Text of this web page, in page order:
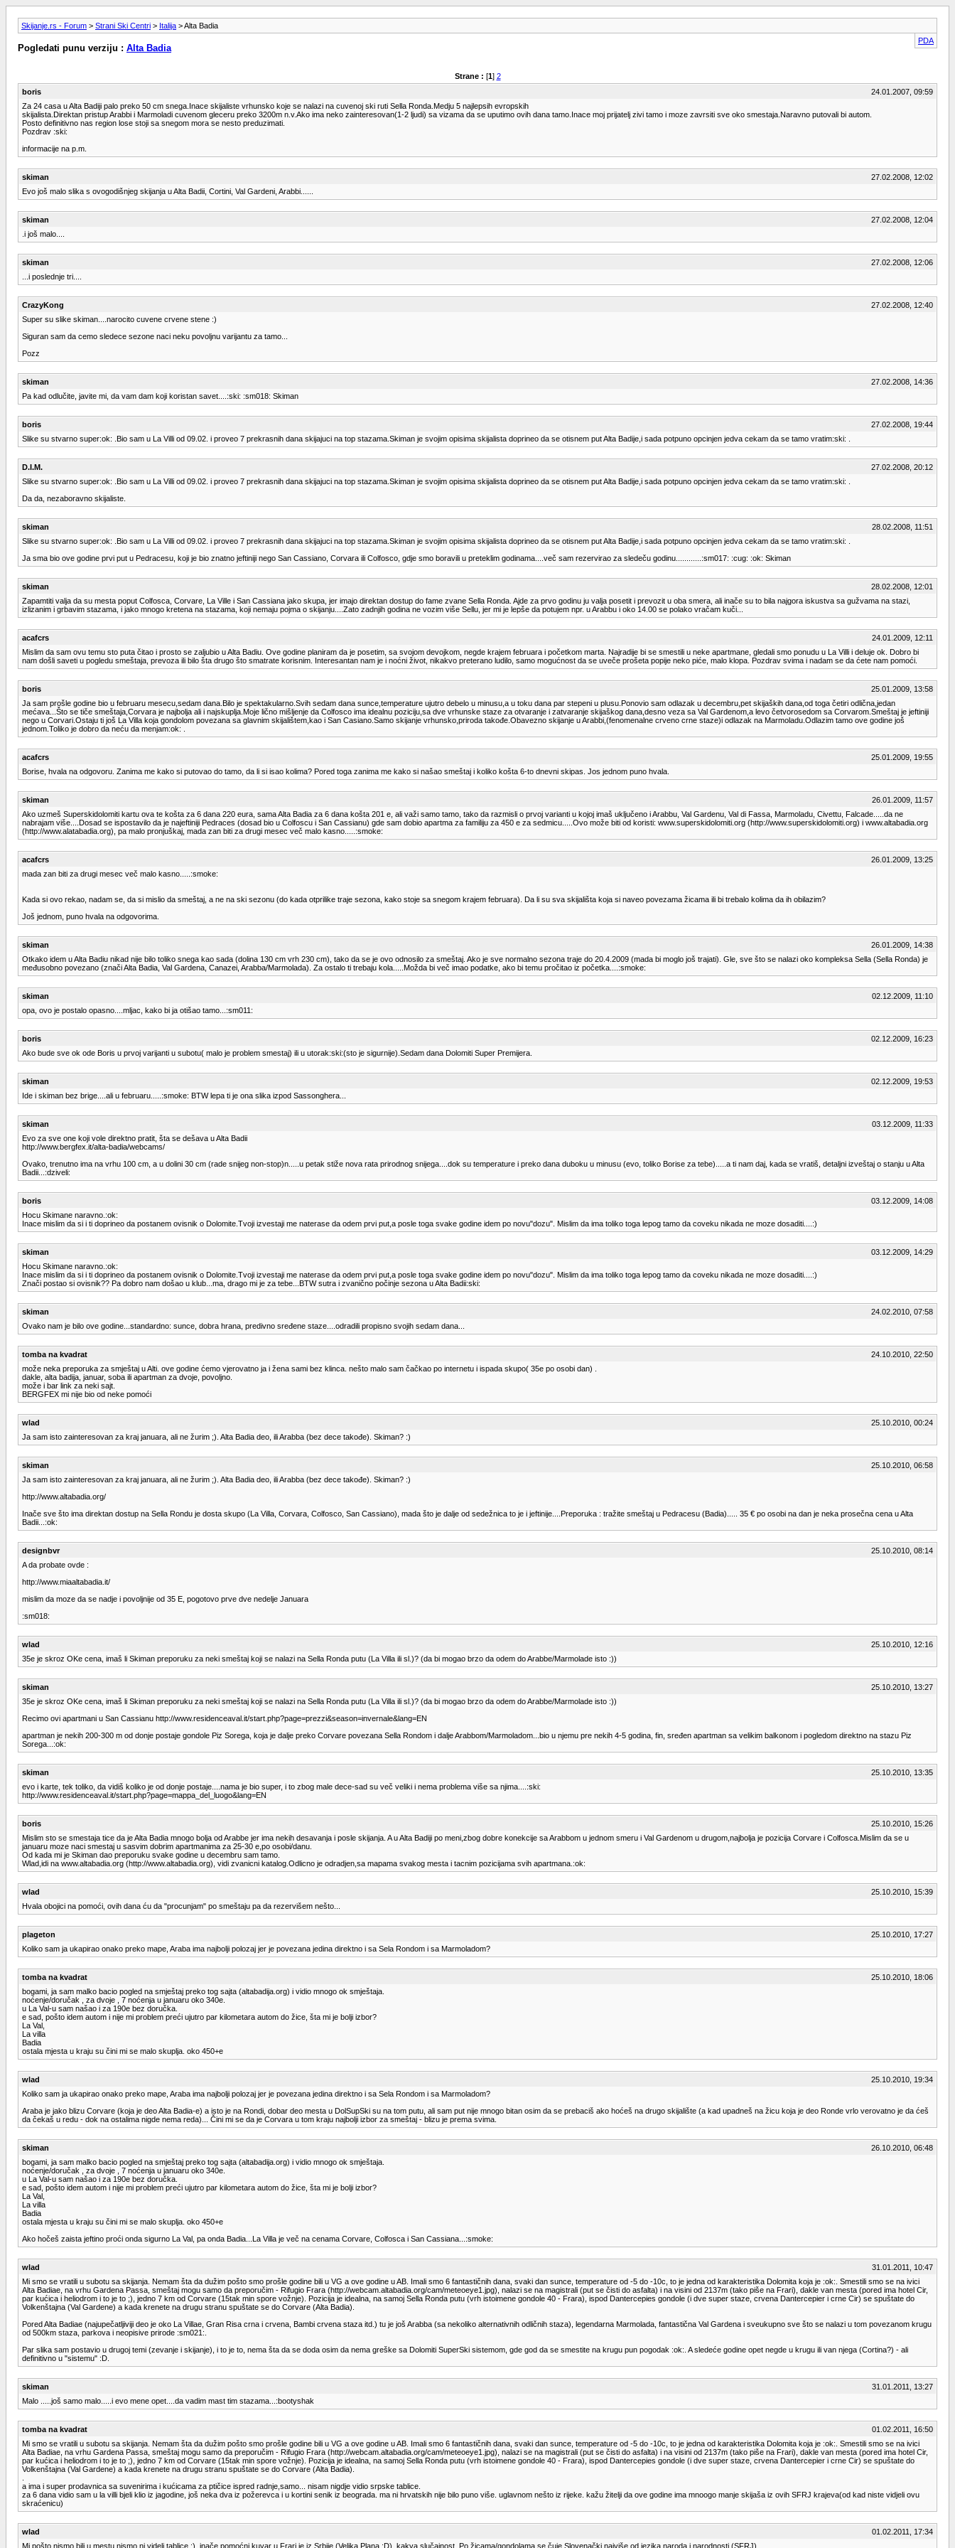
Skijanje.rs - Forum > Strani Ski Centri > Italija > Alta Badia
PDA
Pogledati punu verziju : Alta Badia
Strane : [1] 2
boris
24.01.2007, 09:59
Za 24 casa u Alta Badiji palo preko 50 cm snega.Inace skijaliste vrhunsko koje se nalazi na cuvenoj ski ruti Sella Ronda.Medju 5 najlepsih evropskih
skijalista.Direktan pristup Arabbi i Marmoladi cuvenom gleceru preko 3200m n.v.Ako ima neko zainteresovan(1-2 ljudi) sa vizama da se uputimo ovih dana tamo.Inace moj prijatelj zivi tamo i moze zavrsiti sve oko smestaja.Naravno putovali bi autom.
Posto definitivno nas region lose stoji sa snegom mora se nesto preduzimati.
Pozdrav :ski:
informacije na p.m.
skiman
27.02.2008, 12:02
Evo još malo slika s ovogodišnjeg skijanja u Alta Badii, Cortini, Val Gardeni, Arabbi......
skiman
27.02.2008, 12:04
.i još malo....
skiman
27.02.2008, 12:06
...i poslednje tri....
CrazyKong
27.02.2008, 12:40
Super su slike skiman....narocito cuvene crvene stene :)
Siguran sam da cemo sledece sezone naci neku povoljnu varijantu za tamo...
Pozz
skiman
27.02.2008, 14:36
Pa kad odlučite, javite mi, da vam dam koji koristan savet....:ski: :sm018: Skiman
boris
27.02.2008, 19:44
Slike su stvarno super:ok: .Bio sam u La Villi od 09.02. i proveo 7 prekrasnih dana skijajuci na top stazama.Skiman je svojim opisima skijalista doprineo da se otisnem put Alta Badije,i sada potpuno opcinjen jedva cekam da se tamo vratim:ski: .
D.I.M.
27.02.2008, 20:12
Slike su stvarno super:ok: .Bio sam u La Villi od 09.02. i proveo 7 prekrasnih dana skijajuci na top stazama.Skiman je svojim opisima skijalista doprineo da se otisnem put Alta Badije,i sada potpuno opcinjen jedva cekam da se tamo vratim:ski: .
Da da, nezaboravno skijaliste.
skiman
28.02.2008, 11:51
Slike su stvarno super:ok: .Bio sam u La Villi od 09.02. i proveo 7 prekrasnih dana skijajuci na top stazama.Skiman je svojim opisima skijalista doprineo da se otisnem put Alta Badije,i sada potpuno opcinjen jedva cekam da se tamo vratim:ski: .
Ja sma bio ove godine prvi put u Pedracesu, koji je bio znatno jeftiniji nego San Cassiano, Corvara ili Colfosco, gdje smo boravili u preteklim godinama....več sam rezervirao za sledeču godinu............:sm017: :cug: :ok: Skiman
skiman
28.02.2008, 12:01
Zapamtiti valja da su mesta poput Colfosca, Corvare, La Ville i San Cassiana jako skupa, jer imajo direktan dostup do fame zvane Sella Ronda. Ajde za prvo godinu ju valja posetit i prevozit u oba smera, ali inače su to bila najgora iskustva sa gužvama na stazi,
izlizanim i grbavim stazama, i jako mnogo kretena na stazama, koji nemaju pojma o skijanju....Zato zadnjih godina ne vozim više Sellu, jer mi je lepše da potujem npr. u Arabbu i oko 14.00 se polako vračam kuči...
acafcrs
24.01.2009, 12:11
Mislim da sam ovu temu sto puta čitao i prosto se zaljubio u Alta Badiu. Ove godine planiram da je posetim, sa svojom devojkom, negde krajem februara i početkom marta. Najradije bi se smestili u neke apartmane, gledali smo ponudu u La Villi i deluje ok. Dobro bi
nam došli saveti u pogledu smeštaja, prevoza ili bilo šta drugo što smatrate korisnim. Interesantan nam je i noćni život, nikakvo preterano ludilo, samo mogućnost da se uveče prošeta popije neko piće, malo klopa. Pozdrav svima i nadam se da ćete nam pomoći.
boris
25.01.2009, 13:58
Ja sam prošle godine bio u februaru mesecu,sedam dana.Bilo je spektakularno.Svih sedam dana sunce,temperature ujutro debelo u minusu,a u toku dana par stepeni u plusu.Ponovio sam odlazak u decembru,pet skijaških dana,od toga četiri odlična,jedan
mećava...Što se tiče smeštaja,Corvara je najbolja ali i najskuplja.Moje lično mišljenje da Colfosco ima idealnu poziciju,sa dve vrhunske staze za otvaranje i zatvaranje skijaškog dana,desno veza sa Val Gardenom,a levo četvorosedom sa Corvarom.Smeštaj je jeftiniji
nego u Corvari.Ostaju ti još La Villa koja gondolom povezana sa glavnim skijalištem,kao i San Casiano.Samo skijanje vrhunsko,priroda takođe.Obavezno skijanje u Arabbi,(fenomenalne crveno crne staze)i odlazak na Marmoladu.Odlazim tamo ove godine još
jednom.Toliko je dobro da neću da menjam:ok: .
acafcrs
25.01.2009, 19:55
Borise, hvala na odgovoru. Zanima me kako si putovao do tamo, da li si isao kolima? Pored toga zanima me kako si našao smeštaj i koliko košta 6-to dnevni skipas. Jos jednom puno hvala.
skiman
26.01.2009, 11:57
Ako uzmeš Superskidolomiti kartu ova te košta za 6 dana 220 eura, sama Alta Badia za 6 dana košta 201 e, ali važi samo tamo, tako da razmisli o prvoj varianti u kojoj imaš uključeno i Arabbu, Val Gardenu, Val di Fassa, Marmoladu, Civettu, Falcade.....da ne
nabrajam više....Dosad se ispostavilo da je najeftiniji Pedraces (dosad bio u Colfoscu i San Cassianu) gde sam dobio apartma za familiju za 450 e za sedmicu.....Ovo može biti od koristi: www.superskidolomiti.org (http://www.superskidolomiti.org) i www.altabadia.org
(http://www.alatabadia.org), pa malo pronjuškaj, mada zan biti za drugi mesec več malo kasno.....:smoke:
acafcrs
26.01.2009, 13:25
mada zan biti za drugi mesec več malo kasno.....:smoke:
Kada si ovo rekao, nadam se, da si mislio da smeštaj, a ne na ski sezonu (do kada otprilike traje sezona, kako stoje sa snegom krajem februara). Da li su sva skijališta koja si naveo povezama žicama ili bi trebalo kolima da ih obilazim?
Još jednom, puno hvala na odgovorima.
skiman
26.01.2009, 14:38
Otkako idem u Alta Badiu nikad nije bilo toliko snega kao sada (dolina 130 cm vrh 230 cm), tako da se je ovo odnosilo za smeštaj. Ako je sve normalno sezona traje do 20.4.2009 (mada bi moglo još trajati). Gle, sve što se nalazi oko kompleksa Sella (Sella Ronda) je
međusobno povezano (znači Alta Badia, Val Gardena, Canazei, Arabba/Marmolada). Za ostalo ti trebaju kola.....Možda bi več imao podatke, ako bi temu pročitao iz početka....:smoke:
skiman
02.12.2009, 11:10
opa, ovo je postalo opasno....mljac, kako bi ja otišao tamo...:sm011:
boris
02.12.2009, 16:23
Ako bude sve ok ode Boris u prvoj varijanti u subotu( malo je problem smestaj) ili u utorak:ski:(sto je sigurnije).Sedam dana Dolomiti Super Premijera.
skiman
02.12.2009, 19:53
Ide i skiman bez brige....ali u februaru.....:smoke: BTW lepa ti je ona slika izpod Sassonghera...
skiman
03.12.2009, 11:33
Evo za sve one koji vole direktno pratit, šta se dešava u Alta Badii
http://www.bergfex.it/alta-badia/webcams/
Ovako, trenutno ima na vrhu 100 cm, a u dolini 30 cm (rade snijeg non-stop)n.....u petak stiže nova rata prirodnog snijega....dok su temperature i preko dana duboku u minusu (evo, toliko Borise za tebe).....a ti nam daj, kada se vratiš, detaljni izveštaj o stanju u Alta
Badii...:dziveli:
boris
03.12.2009, 14:08
Hocu Skimane naravno.:ok:
Inace mislim da si i ti doprineo da postanem ovisnik o Dolomite.Tvoji izvestaji me naterase da odem prvi put,a posle toga svake godine idem po novu"dozu". Mislim da ima toliko toga lepog tamo da coveku nikada ne moze dosaditi....:)
skiman
03.12.2009, 14:29
Hocu Skimane naravno.:ok:
Inace mislim da si i ti doprineo da postanem ovisnik o Dolomite.Tvoji izvestaji me naterase da odem prvi put,a posle toga svake godine idem po novu"dozu". Mislim da ima toliko toga lepog tamo da coveku nikada ne moze dosaditi....:)
Znači postao si ovisnik?? Pa dobro nam došao u klub...ma, drago mi je za tebe...BTW sutra i zvanično počinje sezona u Alta Badii:ski:
skiman
24.02.2010, 07:58
Ovako nam je bilo ove godine...standardno: sunce, dobra hrana, predivno sređene staze....odradili propisno svojih sedam dana...
tomba na kvadrat
24.10.2010, 22:50
može neka preporuka za smještaj u Alti. ove godine ćemo vjerovatno ja i žena sami bez klinca. nešto malo sam čačkao po internetu i ispada skupo( 35e po osobi dan) .
dakle, alta badija, januar, soba ili apartman za dvoje, povoljno.
može i bar link za neki sajt.
BERGFEX mi nije bio od neke pomoći
wlad
25.10.2010, 00:24
Ja sam isto zainteresovan za kraj januara, ali ne žurim ;). Alta Badia deo, ili Arabba (bez dece takođe). Skiman? :)
skiman
25.10.2010, 06:58
Ja sam isto zainteresovan za kraj januara, ali ne žurim ;). Alta Badia deo, ili Arabba (bez dece takođe). Skiman? :)
http://www.altabadia.org/
Inače sve što ima direktan dostup na Sella Rondu je dosta skupo (La Villa, Corvara, Colfosco, San Cassiano), mada što je dalje od sedežnica to je i jeftinije....Preporuka : tražite smeštaj u Pedracesu (Badia)..... 35 € po osobi na dan je neka prosečna cena u Alta
Badii...:ok:
designbvr
25.10.2010, 08:14
A da probate ovde :
http://www.miaaltabadia.it/
mislim da moze da se nadje i povoljnije od 35 E, pogotovo prve dve nedelje Januara
:sm018:
wlad
25.10.2010, 12:16
35e je skroz OKe cena, imaš li Skiman preporuku za neki smeštaj koji se nalazi na Sella Ronda putu (La Villa ili sl.)? (da bi mogao brzo da odem do Arabbe/Marmolade isto :))
skiman
25.10.2010, 13:27
35e je skroz OKe cena, imaš li Skiman preporuku za neki smeštaj koji se nalazi na Sella Ronda putu (La Villa ili sl.)? (da bi mogao brzo da odem do Arabbe/Marmolade isto :))
Recimo ovi apartmani u San Cassianu http://www.residenceaval.it/start.php?page=prezzi&season=invernale&lang=EN
apartman je nekih 200-300 m od donje postaje gondole Piz Sorega, koja je dalje preko Corvare povezana Sella Rondom i dalje Arabbom/Marmoladom...bio u njemu pre nekih 4-5 godina, fin, sređen apartman sa velikim balkonom i pogledom direktno na stazu Piz
Sorega...:ok:
skiman
25.10.2010, 13:35
evo i karte, tek toliko, da vidiš koliko je od donje postaje....nama je bio super, i to zbog male dece-sad su več veliki i nema problema više sa njima....:ski:
http://www.residenceaval.it/start.php?page=mappa_del_luogo&lang=EN
boris
25.10.2010, 15:26
Mislim sto se smestaja tice da je Alta Badia mnogo bolja od Arabbe jer ima nekih desavanja i posle skijanja. A u Alta Badiji po meni,zbog dobre konekcije sa Arabbom u jednom smeru i Val Gardenom u drugom,najbolja je pozicija Corvare i Colfosca.Mislim da se u
januaru moze naci smestaj u sasvim dobrim apartmanima za 25-30 e,po osobi/danu.
Od kada mi je Skiman dao preporuku svake godine u decembru sam tamo.
Wlad,idi na www.altabadia.org (http://www.altabadia.org), vidi zvanicni katalog.Odlicno je odradjen,sa mapama svakog mesta i tacnim pozicijama svih apartmana.:ok:
wlad
25.10.2010, 15:39
Hvala obojici na pomoći, ovih dana ću da "procunjam" po smeštaju pa da rezervišem nešto...
plageton
25.10.2010, 17:27
Koliko sam ja ukapirao onako preko mape, Araba ima najbolji polozaj jer je povezana jedina direktno i sa Sela Rondom i sa Marmoladom?
tomba na kvadrat
25.10.2010, 18:06
bogami, ja sam malko bacio pogled na smještaj preko tog sajta (altabadija.org) i vidio mnogo ok smještaja.
noćenje/doručak , za dvoje , 7 noćenja u januaru oko 340e.
u La Val-u sam našao i za 190e bez doručka.
e sad, pošto idem autom i nije mi problem preći ujutro par kilometara autom do žice, šta mi je bolji izbor?
La Val,
La villa
Badia
ostala mjesta u kraju su čini mi se malo skuplja. oko 450+e
wlad
25.10.2010, 19:34
Koliko sam ja ukapirao onako preko mape, Araba ima najbolji polozaj jer je povezana jedina direktno i sa Sela Rondom i sa Marmoladom?
Araba je jako blizu Corvare (koja je deo Alta Badia-e) a isto je na Rondi, dobar deo mesta u DolSupSki su na tom putu, ali sam put nije mnogo bitan osim da se prebaciš ako hoćeš na drugo skijalište (a kad upadneš na žicu koja je deo Ronde vrlo verovatno je da ćeš
da čekaš u redu - dok na ostalima nigde nema reda)... Čini mi se da je Corvara u tom kraju najbolji izbor za smeštaj - blizu je prema svima.
skiman
26.10.2010, 06:48
bogami, ja sam malko bacio pogled na smještaj preko tog sajta (altabadija.org) i vidio mnogo ok smještaja.
noćenje/doručak , za dvoje , 7 noćenja u januaru oko 340e.
u La Val-u sam našao i za 190e bez doručka.
e sad, pošto idem autom i nije mi problem preći ujutro par kilometara autom do žice, šta mi je bolji izbor?
La Val,
La villa
Badia
ostala mjesta u kraju su čini mi se malo skuplja. oko 450+e
Ako hočeš zaista jeftino proći onda sigurno La Val, pa onda Badia...La Villa je več na cenama Corvare, Colfosca i San Cassiana...:smoke:
wlad
31.01.2011, 10:47
Mi smo se vratili u subotu sa skijanja. Nemam šta da dužim pošto smo prošle godine bili u VG a ove godine u AB. Imali smo 6 fantastičnih dana, svaki dan sunce, temperature od -5 do -10c, to je jedna od karakteristika Dolomita koja je :ok:. Smestili smo se na ivici
Alta Badiae, na vrhu Gardena Passa, smeštaj mogu samo da preporučim - Rifugio Frara (http://webcam.altabadia.org/cam/meteoeye1.jpg), nalazi se na magistrali (put se čisti do asfalta) i na visini od 2137m (tako piše na Frari), dakle van mesta (pored ima hotel Cir,
par kućica i heliodrom i to je to ;), jedno 7 km od Corvare (15tak min spore vožnje). Pozicija je idealna, na samoj Sella Ronda putu (vrh istoimene gondole 40 - Frara), ispod Dantercepies gondole (i dve super staze, crvena Dantercepier i crne Cir) se spuštate do
Volkenštajna (Val Gardene) a kada krenete na drugu stranu spuštate se do Corvare (Alta Badia).
Pored Alta Badiae (najupečatljiviji deo je oko La Villae, Gran Risa crna i crvena, Bambi crvena staza itd.) tu je još Arabba (sa nekoliko alternativnih odličnih staza), legendarna Marmolada, fantastična Val Gardena i sveukupno sve što se nalazi u tom povezanom krugu
od 500km staza, parkova i neopisive prirode :sm021:.
Par slika sam postavio u drugoj temi (zevanje i skijanje), i to je to, nema šta da se doda osim da nema greške sa Dolomiti SuperSki sistemom, gde god da se smestite na krugu pun pogodak :ok:. A sledeće godine opet negde u krugu ili van njega (Cortina?) - ali
definitivno u "sistemu" :D.
skiman
31.01.2011, 13:27
Malo .....još samo malo.....i evo mene opet....da vadim mast tim stazama...:bootyshak
tomba na kvadrat
01.02.2011, 16:50
Mi smo se vratili u subotu sa skijanja. Nemam šta da dužim pošto smo prošle godine bili u VG a ove godine u AB. Imali smo 6 fantastičnih dana, svaki dan sunce, temperature od -5 do -10c, to je jedna od karakteristika Dolomita koja je :ok:. Smestili smo se na ivici
Alta Badiae, na vrhu Gardena Passa, smeštaj mogu samo da preporučim - Rifugio Frara (http://webcam.altabadia.org/cam/meteoeye1.jpg), nalazi se na magistrali (put se čisti do asfalta) i na visini od 2137m (tako piše na Frari), dakle van mesta (pored ima hotel Cir,
par kućica i heliodrom i to je to ;), jedno 7 km od Corvare (15tak min spore vožnje). Pozicija je idealna, na samoj Sella Ronda putu (vrh istoimene gondole 40 - Frara), ispod Dantercepies gondole (i dve super staze, crvena Dantercepier i crne Cir) se spuštate do
Volkenštajna (Val Gardene) a kada krenete na drugu stranu spuštate se do Corvare (Alta Badia).
a ima i super prodavnica sa suvenirima i kućicama za ptičice ispred radnje,samo... nisam nigdje vidio srpske tablice.
za 6 dana vidio sam u la villi bjeli klio iz jagodine, još neka dva iz požerevca i u kortini senik iz beograda. ma ni hrvatskih nije bilo puno više. uglavnom nešto iz rijeke. kažu žitelji da ove godine ima mnoogo manje skijaša iz ovih SFRJ krajeva(od kad niste vidjeli ovu
skraćenicu)
wlad
01.02.2011, 17:34
Mi pošto nismo bili u mestu nismo ni videli tablice :), inače pomoćni kuvar u Frari je iz Srbije (Velika Plana :D), kakva slučajnost. Po žicama/gondolama se čuje Slovenački najviše od jezika naroda i narodnosti (SFRJ).